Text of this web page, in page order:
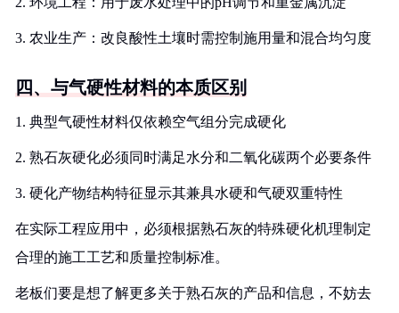
3. 农业生产：改良酸性土壤时需控制施用量和混合均匀度
四、与气硬性材料的本质区别
1. 典型气硬性材料仅依赖空气组分完成硬化
2. 熟石灰硬化必须同时满足水分和二氧化碳两个必要条件
3. 硬化产物结构特征显示其兼具水硬和气硬双重特性
在实际工程应用中，必须根据熟石灰的特殊硬化机理制定
合理的施工工艺和质量控制标准。
老板们要是想了解更多关于熟石灰的产品和信息，不妨去